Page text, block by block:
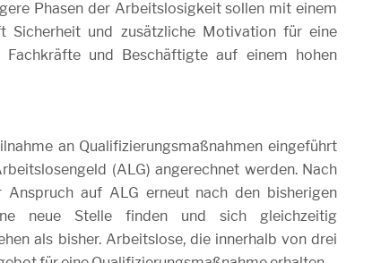
Phasen der Arbeitslosigkeit sollen mit einem
Sicherheit und zusätzliche Motivation für eine
und Beschäftigte auf einem hohen
an Qualifizierungsmaßnahmen eingeführt
(ALG) angerechnet werden. Nach
Anspruch auf ALG erneut nach den bisherigen
neue Stelle finden und sich gleichzeitig
als bisher. Arbeitslose, die innerhalb von drei